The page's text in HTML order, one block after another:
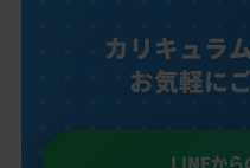
カリキュラ
お気軽に